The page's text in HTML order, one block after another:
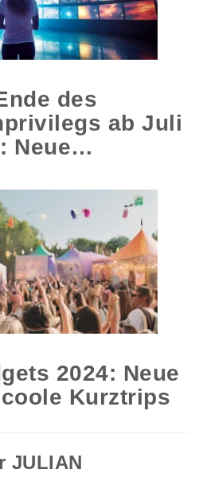
des
ab Juli
Neue…
2024: Neue
Kurztrips
JULIAN